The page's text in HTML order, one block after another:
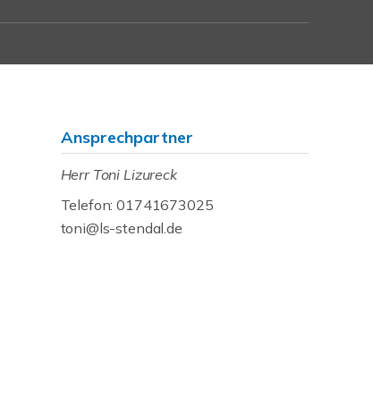
Ansprechpartner
Herr Toni Lizureck
Telefon: 01741673025
toni@ls-stendal.de